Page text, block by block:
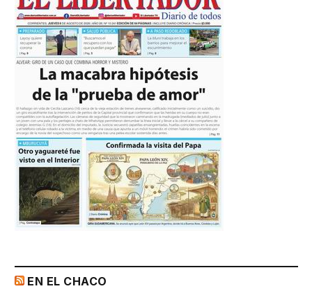
EN EL CHACO